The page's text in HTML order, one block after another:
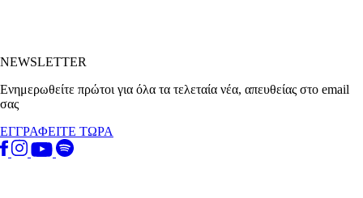
NEWSLETTER
Ενημερωθείτε πρώτοι για όλα τα τελεταία νέα, απευθείας στο email
σας
ΕΓΓΡΑΦΕΙΤΕ ΤΩΡΑ